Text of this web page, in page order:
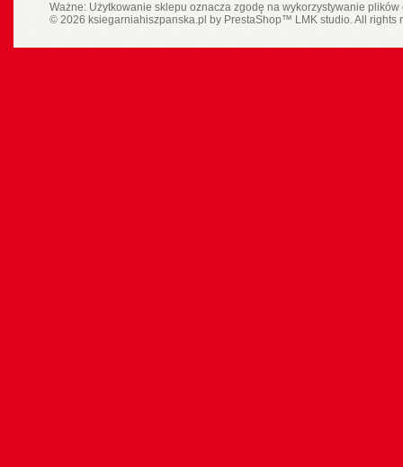
Ważne: Użytkowanie sklepu oznacza zgodę na wykorzystywanie
© 2026 ksiegarniahiszpanska.pl by PrestaShop™ LMK studio. All rights